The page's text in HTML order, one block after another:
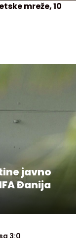
mreže, 10
javno
Đanija